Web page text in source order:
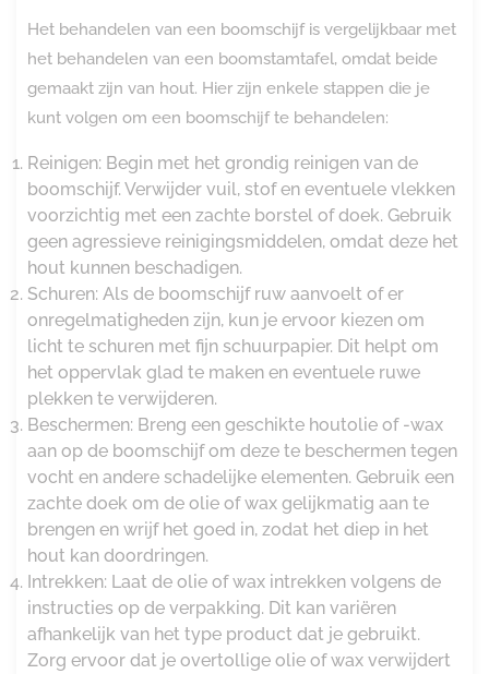
Het behandelen van een boomschijf is vergelijkbaar met
het behandelen van een boomstamtafel, omdat beide
gemaakt zijn van hout. Hier zijn enkele stappen die je
kunt volgen om een boomschijf te behandelen:
Reinigen: Begin met het grondig reinigen van de
boomschijf. Verwijder vuil, stof en eventuele vlekken
voorzichtig met een zachte borstel of doek. Gebruik
geen agressieve reinigingsmiddelen, omdat deze het
hout kunnen beschadigen.
Schuren: Als de boomschijf ruw aanvoelt of er
onregelmatigheden zijn, kun je ervoor kiezen om
licht te schuren met fijn schuurpapier. Dit helpt om
het oppervlak glad te maken en eventuele ruwe
plekken te verwijderen.
Beschermen: Breng een geschikte houtolie of -wax
aan op de boomschijf om deze te beschermen tegen
vocht en andere schadelijke elementen. Gebruik een
zachte doek om de olie of wax gelijkmatig aan te
brengen en wrijf het goed in, zodat het diep in het
hout kan doordringen.
Intrekken: Laat de olie of wax intrekken volgens de
instructies op de verpakking. Dit kan variëren
afhankelijk van het type product dat je gebruikt.
Zorg ervoor dat je overtollige olie of wax verwijdert